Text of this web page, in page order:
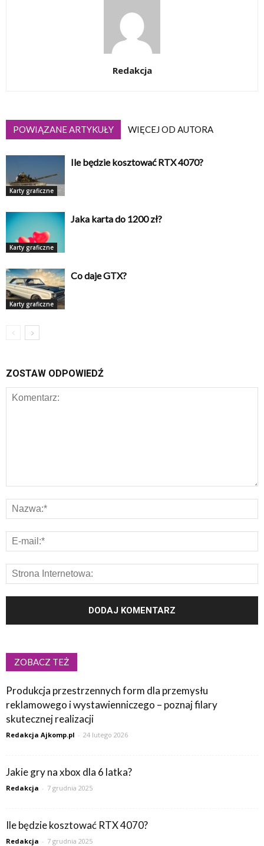
Redakcja
POWIĄZANE ARTYKUŁY WIĘCEJ OD AUTORA
Karty graficzne
Ile będzie kosztować RTX 4070?
Karty graficzne
Jaka karta do 1200 zł?
Karty graficzne
Co daje GTX?
ZOSTAW ODPOWIEDŹ
ZOBACZ TEŻ
Produkcja przestrzennych form dla przemysłu
reklamowego i wystawienniczego – poznaj filary
skutecznej realizacji
Redakcja Ajkomp.pl - 24 lutego 2026
Jakie gry na xbox dla 6 latka?
Redakcja - 7 grudnia 2025
Ile będzie kosztować RTX 4070?
Redakcja - 7 grudnia 2025